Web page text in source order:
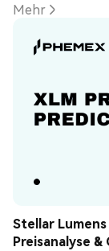
Mehr
Stellar Lumens
Preisanalyse &